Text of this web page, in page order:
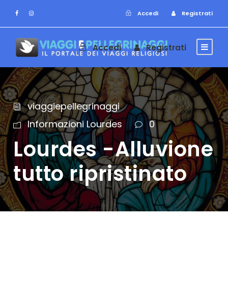
Accedi Registrati
Accedi Registrati
viaggiepellegrinaggi
Informazioni Lourdes
0
Lourdes -Alluvione
tutto ripristinato